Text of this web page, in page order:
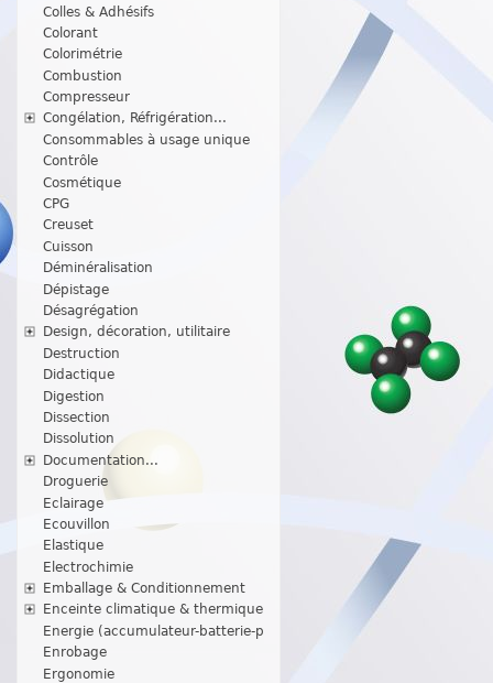
Colles & Adhésifs
Colorant
Colorimétrie
Combustion
Compresseur
Congélation, Réfrigération...
Consommables à usage unique
Contrôle
Cosmétique
CPG
Creuset
Cuisson
Déminéralisation
Dépistage
Désagrégation
Design, décoration, utilitaire
Destruction
Didactique
Digestion
Dissection
Dissolution
Documentation...
Droguerie
Eclairage
Ecouvillon
Elastique
Electrochimie
Emballage & Conditionnement
Enceinte climatique & thermique
Energie (accumulateur-batterie-p
Enrobage
Ergonomie